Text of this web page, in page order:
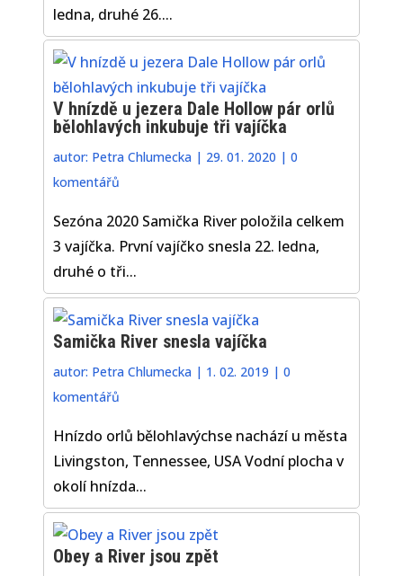
ledna, druhé 26....
V hnízdě u jezera Dale Hollow pár orlů
bělohlavých inkubuje tři vajíčka
autor: Petra Chlumecka | 29. 01. 2020 |0
komentářů
Sezóna 2020 Samička River položila celkem
3 vajíčka. První vajíčko snesla 22. ledna,
druhé o tři...
Samička River snesla vajíčka
autor: Petra Chlumecka | 1. 02. 2019 |0
komentářů
Hnízdo orlů bělohlavýchse nachází u města
Livingston, Tennessee, USA Vodní plocha v
okolí hnízda...
Obey a River jsou zpět